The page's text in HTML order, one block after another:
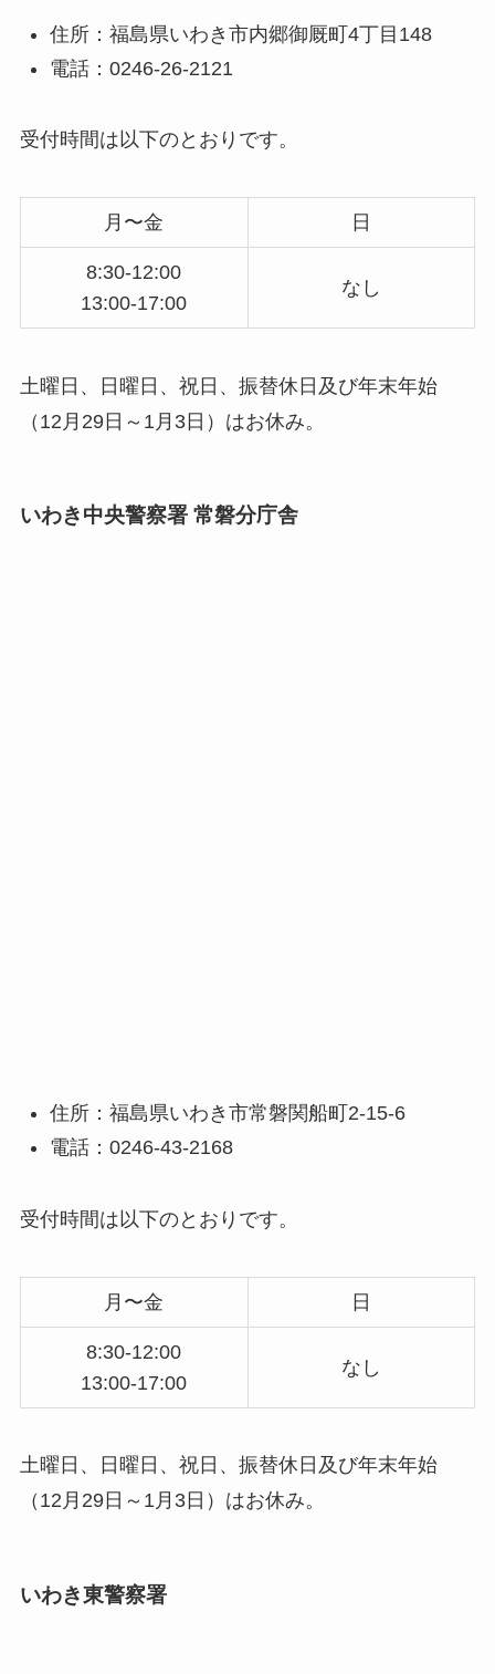
住所：福島県いわき市内郷御厩町4丁目148
電話：0246-26-2121
受付時間は以下のとおりです。
月〜金 日
8:30-12:00
13:00-17:00
なし
土曜日、日曜日、祝日、振替休日及び年末年始
（12月29日～1月3日）はお休み。
いわき中央警察署 常磐分庁舎
住所：福島県いわき市常磐関船町2-15-6
電話：0246-43-2168
受付時間は以下のとおりです。
月〜金 日
8:30-12:00
13:00-17:00
なし
土曜日、日曜日、祝日、振替休日及び年末年始
（12月29日～1月3日）はお休み。
いわき東警察署